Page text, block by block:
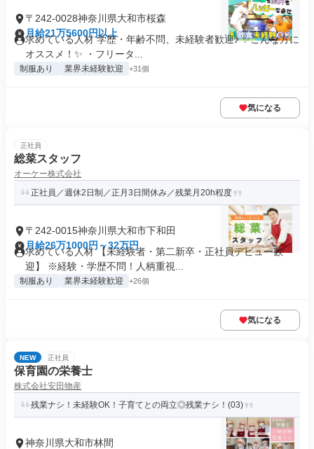
〒242-0028神奈川県大和市桜森
月給21万5600円以上
求めている人材 学歴・年齢不問、未経験者歓迎♪ ✨こんな方に
オススメ！✨ ・フリータ...
制服あり 業界未経験歓迎 +31個
気になる
正社員
総菜スタッフ
オーケー株式会社
正社員／週休2日制／正月3日間休み／残業月20h程度
〒242-0015神奈川県大和市下和田
月給26万1000円～32万円
求めている人材 【未経験者・第二新卒・正社員デビュー歓
迎】 ※経験・学歴不問！人柄重視...
制服あり 業界未経験歓迎 +26個
気になる
NEW 正社員
保育園の栄養士
株式会社安田物産
残業ナシ！未経験OK！子育てとの両立◎残業ナシ！(03)
神奈川県大和市林間